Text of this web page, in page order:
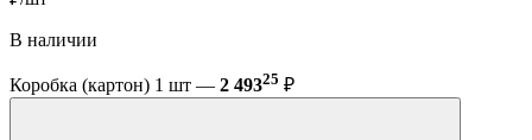
В наличии
Коробка (картон) 1 шт — 2 49325 ₽